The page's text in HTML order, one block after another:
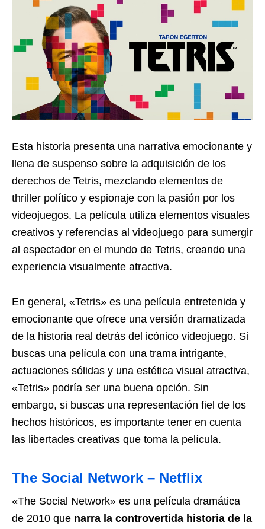
Esta historia presenta una narrativa emocionante y
llena de suspenso sobre la adquisición de los
derechos de Tetris, mezclando elementos de
thriller político y espionaje con la pasión por los
videojuegos. La película utiliza elementos visuales
creativos y referencias al videojuego para sumergir
al espectador en el mundo de Tetris, creando una
experiencia visualmente atractiva.
En general, «Tetris» es una película entretenida y
emocionante que ofrece una versión dramatizada
de la historia real detrás del icónico videojuego. Si
buscas una película con una trama intrigante,
actuaciones sólidas y una estética visual atractiva,
«Tetris» podría ser una buena opción. Sin
embargo, si buscas una representación fiel de los
hechos históricos, es importante tener en cuenta
las libertades creativas que toma la película.
The Social Network – Netflix
«The Social Network» es una película dramática
de 2010 que narra la controvertida historia de la